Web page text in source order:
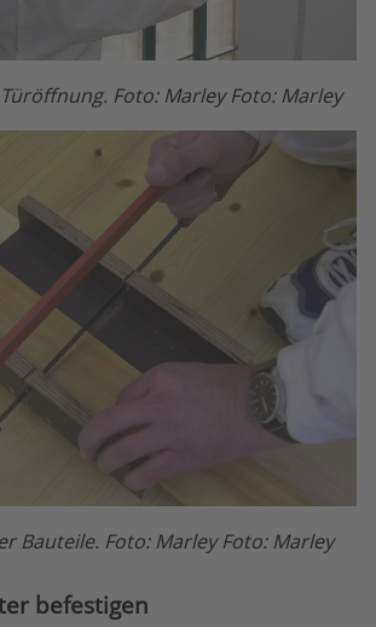
Foto: Marley Foto: Marley
Bauteile. Foto: Marley Foto: Marley
befestigen